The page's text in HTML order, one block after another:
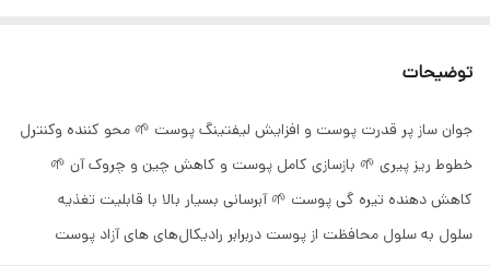
توضیحات
جوان ساز پر قدرت پوست و افزایش لیفتینگ پوست 🌱 محو کننده وکنترل
خطوط ریز پیری 🌱 بازسازی کامل پوست و کاهش چین و چروک آن 🌱
کاهش دهنده تیره گی پوست 🌱 آبرسانی بسیار بالا با قابلیت تغذیه
سلول به سلول محافظت از پوست دربرابر رادیکال‌های های آزاد پوست